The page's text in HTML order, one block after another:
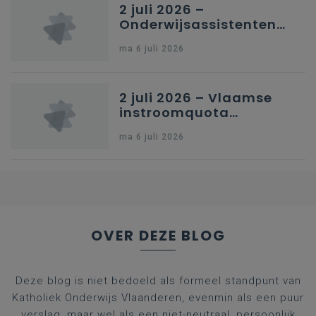
2 juli 2026 –
Onderwijsassistenten
kleuteronderwijs
ma 6 juli 2026
2 juli 2026 – Vlaamse
instroomquota
federale RIZIV-
ma 6 juli 2026
OVER DEZE BLOG
Deze blog is niet bedoeld als formeel standpunt van
Katholiek Onderwijs Vlaanderen, evenmin als een puur